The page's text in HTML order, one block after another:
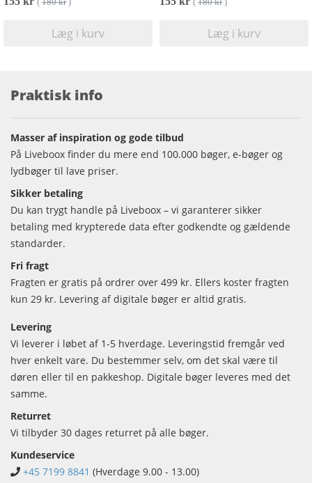
Læg i kurv Læg i kurv
Praktisk info
Masser af inspiration og gode tilbud
På Liveboox finder du mere end 100.000 bøger, e-bøger og
lydbøger til lave priser.
Sikker betaling
Du kan trygt handle på Liveboox – vi garanterer sikker
betaling med krypterede data efter godkendte og gældende
standarder.
Fri fragt
Fragten er gratis på ordrer over 499 kr. Ellers koster fragten
kun 29 kr. Levering af digitale bøger er altid gratis.
Levering
Vi leverer i løbet af 1-5 hverdage. Leveringstid fremgår ved
hver enkelt vare. Du bestemmer selv, om det skal være til
døren eller til en pakkeshop. Digitale bøger leveres med det
samme.
Returret
Vi tilbyder 30 dages returret på alle bøger.
Kundeservice
+45 7199 8841 (Hverdage 9.00 - 13.00)